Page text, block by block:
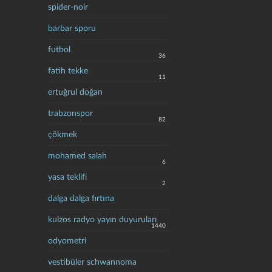
spider-noir
barbar sporu
futbol
36
fatih tekke
11
ertuğrul doğan
trabzonspor
82
çökmek
mohamed salah
6
yasa teklifi
2
dalga dalga fırtına
kulzos radyo yayın duyuruları
1440
odyometri
vestibüler schwannoma